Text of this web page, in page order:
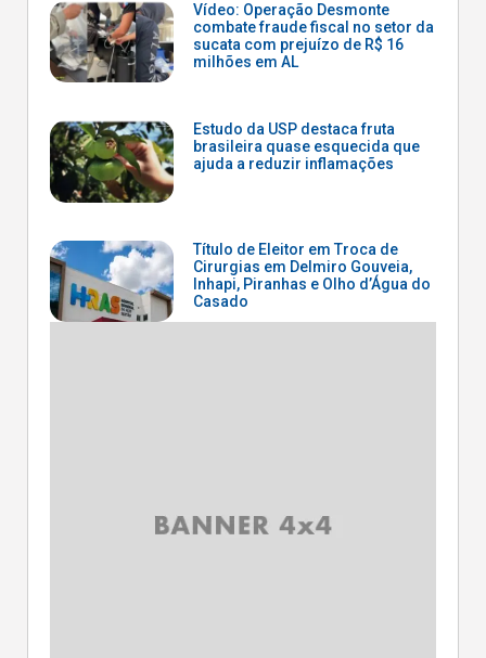
Vídeo: Operação Desmonte
combate fraude fiscal no setor da
sucata com prejuízo de R$ 16
milhões em AL
Estudo da USP destaca fruta
brasileira quase esquecida que
ajuda a reduzir inflamações
Título de Eleitor em Troca de
Cirurgias em Delmiro Gouveia,
Inhapi, Piranhas e Olho d’Água do
Casado